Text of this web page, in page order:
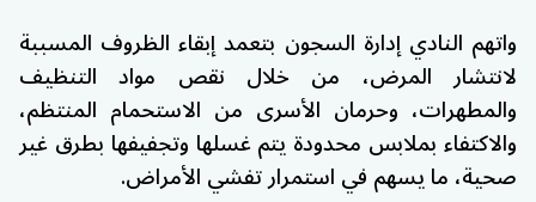
واتهم النادي إدارة السجون بتعمد إبقاء الظروف المسببة
لانتشار المرض، من خلال نقص مواد التنظيف
والمطهرات، وحرمان الأسرى من الاستحمام المنتظم،
والاكتفاء بملابس محدودة يتم غسلها وتجفيفها بطرق غير
صحية، ما يسهم في استمرار تفشي الأمراض.